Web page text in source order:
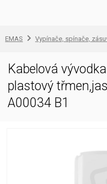
EMAS Vypínače, spínače,
Kabelová
plastový
A00034 B1